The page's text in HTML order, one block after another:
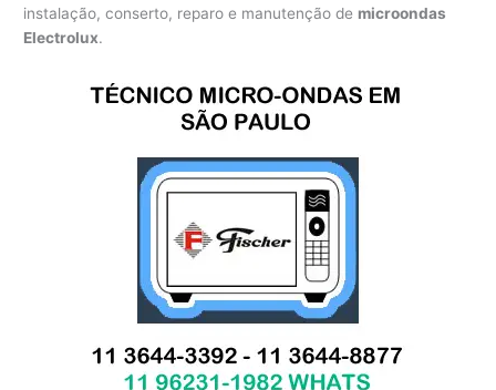
instalação, conserto, reparo e manutenção de microondas
Electrolux.